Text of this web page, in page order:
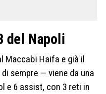
del Napoli
Maccabi Haifa e già il
sempre — viene da una
e 6 assist, con 3 reti in